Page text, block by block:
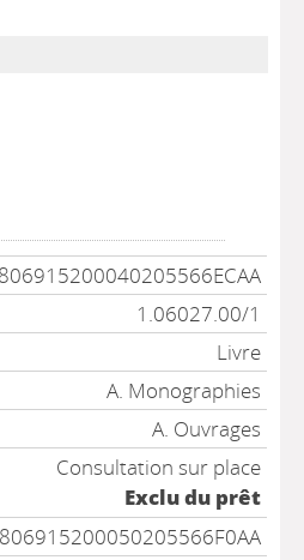
1.06027.00/1
Livre
A. Monographies
A. Ouvrages
Consultation sur place
Exclu du prêt